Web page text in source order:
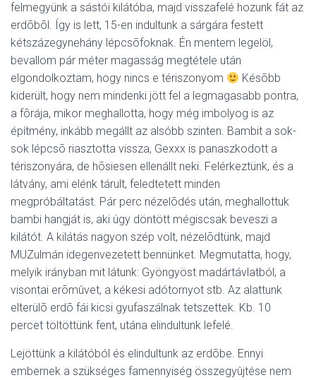
felmegyünk a sástói kilátóba, majd visszafelé hozunk fát az
erdõbõl. Így is lett, 15-en indultunk a sárgára festett
kétszázegynehány lépcsõfoknak. Én mentem legelöl,
bevallom pár méter magasság megtétele után
elgondolkoztam, hogy nincs e tériszonyom
Késõbb
kiderült, hogy nem mindenki jött fel a legmagasabb pontra,
a fõrája, mikor meghallotta, hogy még imbolyog is az
építmény, inkább megállt az alsóbb szinten. Bambit a sok-
sok lépcsõ riasztotta vissza, Gexxx is panaszkodott a
tériszonyára, de hõsiesen ellenállt neki. Felérkeztünk, és a
látvány, ami elénk tárult, feledtetett minden
megpróbáltatást. Pár perc nézelõdés után, meghallottuk
bambi hangját is, aki úgy döntött mégiscsak beveszi a
kilátót. A kilátás nagyon szép volt, nézelõdtünk, majd
MUZulmán idegenvezetett bennünket. Megmutatta, hogy,
melyik irányban mit látunk: Gyöngyöst madártávlatból, a
visontai erõmûvet, a kékesi adótornyot stb. Az alattunk
elterülõ erdõ fái kicsi gyufaszálnak tetszettek. Kb. 10
percet töltöttünk fent, utána elindultunk lefelé.
Lejöttünk a kilátóból és elindultunk az erdõbe. Ennyi
embernek a szükséges famennyiség összegyûjtése nem